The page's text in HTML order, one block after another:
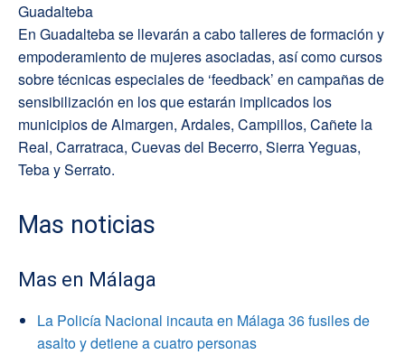
Guadalteba
En Guadalteba se llevarán a cabo talleres de formación y
empoderamiento de mujeres asociadas, así como cursos
sobre técnicas especiales de ‘feedback’ en campañas de
sensibilización en los que estarán implicados los
municipios de Almargen, Ardales, Campillos, Cañete la
Real, Carratraca, Cuevas del Becerro, Sierra Yeguas,
Teba y Serrato.
Mas noticias
Mas en Málaga
La Policía Nacional incauta en Málaga 36 fusiles de
asalto y detiene a cuatro personas